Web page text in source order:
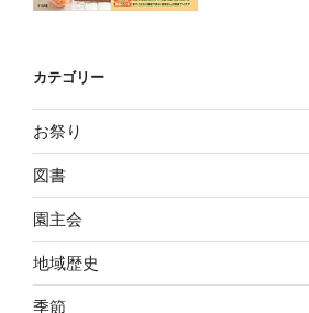
カテゴリー
お祭り
図書
園主会
地域歴史
季節